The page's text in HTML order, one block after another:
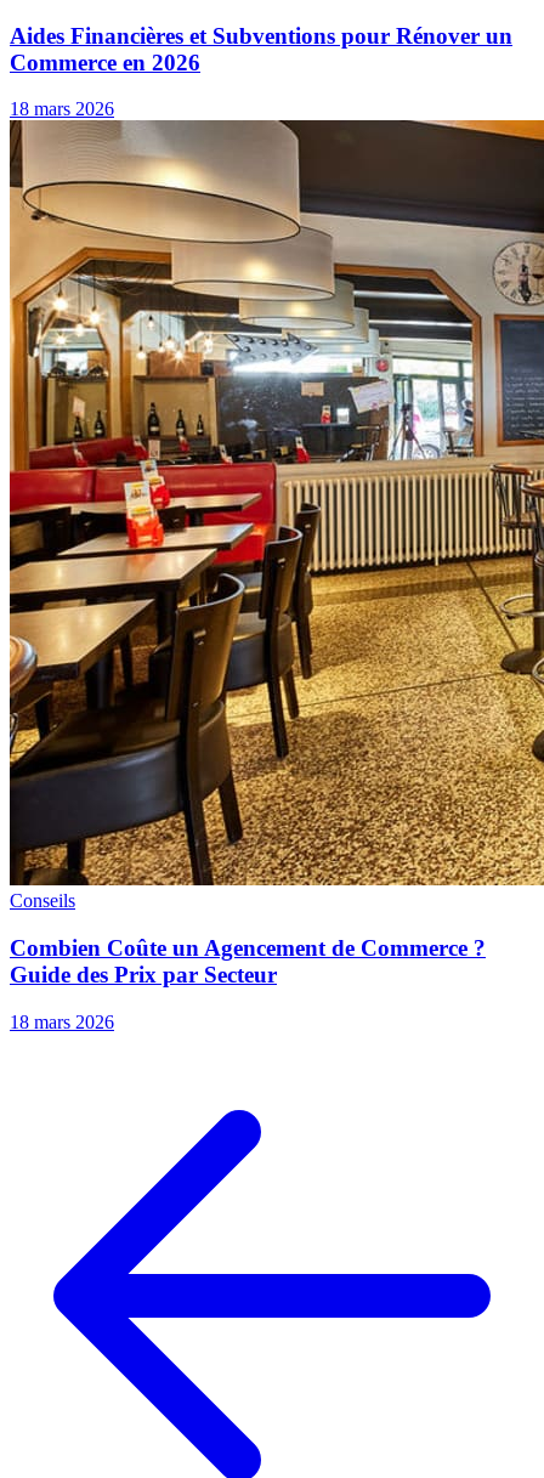
Aides Financières et Subventions pour Rénover un
Commerce en 2026
18 mars 2026
Conseils
Combien Coûte un Agencement de Commerce ?
Guide des Prix par Secteur
18 mars 2026